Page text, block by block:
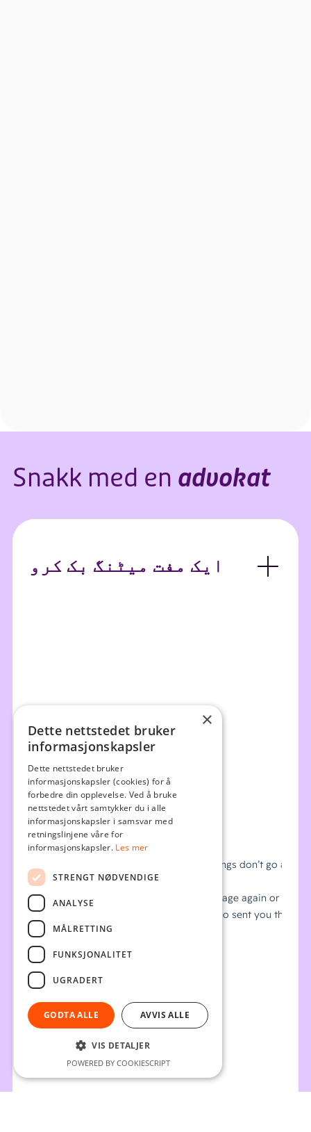
Snakk med en advokat
ایک مفت میٹنگ بک کرو
×
Dette nettstedet bruker
informasjonskapsler
Dette nettstedet bruker
informasjonskapsler (cookies) for å
forbedre din opplevelse. Ved å bruke
nettstedet vårt samtykker du i alle
informasjonskapsler i samsvar med
retningslinjene våre for
informasjonskapsler. Les mer
STRENGT NØDVENDIGE
ANALYSE
MÅLRETTING
FUNKSJONALITET
UGRADERT
GODTA ALLE AVVIS ALLE
VIS DETALJER
POWERED BY COOKIESCRIPT